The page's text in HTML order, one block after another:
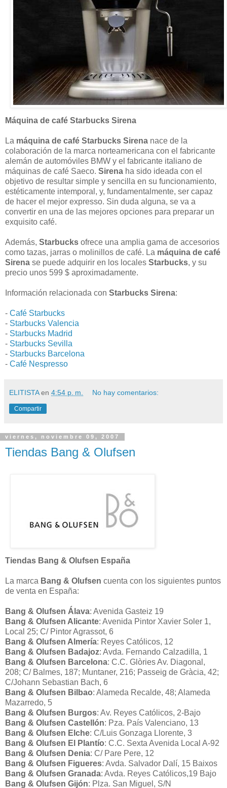
Máquina de café Starbucks Sirena
La máquina de café Starbucks Sirena nace de la
colaboración de la marca norteamericana con el fabricante
alemán de automóviles BMW y el fabricante italiano de
máquinas de café Saeco. Sirena ha sido ideada con el
objetivo de resultar simple y sencilla en su funcionamiento,
estéticamente intemporal, y, fundamentalmente, ser capaz
de hacer el mejor expresso. Sin duda alguna, se va a
convertir en una de las mejores opciones para preparar un
exquisito café.
Además, Starbucks ofrece una amplia gama de accesorios
como tazas, jarras o molinillos de café. La máquina de café
Sirena se puede adquirir en los locales Starbucks, y su
precio unos 599 $ aproximadamente.
Información relacionada con Starbucks Sirena:
- Café Starbucks
- Starbucks Valencia
- Starbucks Madrid
- Starbucks Sevilla
- Starbucks Barcelona
- Café Nespresso
ELITISTA en 4:54 p. m. No hay comentarios:
Compartir
viernes, noviembre 09, 2007
Tiendas Bang & Olufsen
Tiendas Bang & Olufsen España
La marca Bang & Olufsen cuenta con los siguientes puntos
de venta en España:
Bang & Olufsen Álava: Avenida Gasteiz 19
Bang & Olufsen Alicante: Avenida Pintor Xavier Soler 1,
Local 25; C/ Pintor Agrassot, 6
Bang & Olufsen Almería: Reyes Católicos, 12
Bang & Olufsen Badajoz: Avda. Fernando Calzadilla, 1
Bang & Olufsen Barcelona: C.C. Glòries Av. Diagonal,
208; C/ Balmes, 187; Muntaner, 216; Passeig de Gràcia, 42;
C/Johann Sebastian Bach, 6
Bang & Olufsen Bilbao: Alameda Recalde, 48; Alameda
Mazarredo, 5
Bang & Olufsen Burgos: Av. Reyes Católicos, 2-Bajo
Bang & Olufsen Castellón: Pza. País Valenciano, 13
Bang & Olufsen Elche: C/Luis Gonzaga Llorente, 3
Bang & Olufsen El Plantío: C.C. Sexta Avenida Local A-92
Bang & Olufsen Denia: C/ Pare Pere, 12
Bang & Olufsen Figueres: Avda. Salvador Dalí, 15 Baixos
Bang & Olufsen Granada: Avda. Reyes Católicos,19 Bajo
Bang & Olufsen Gijón: Plza. San Miguel, S/N